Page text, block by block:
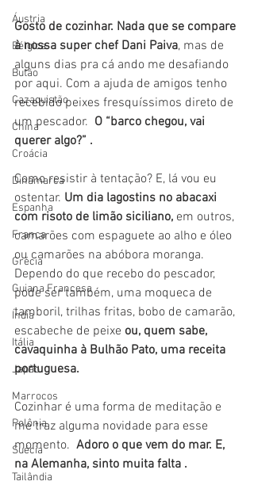
Áustria
Bélgica
Butão
Cazaquistão
China
Croácia
Dinamarca
Espanha
França
Grécia
Guiana Francesa
Índia
Itália
Japão
Marrocos
Polônia
Suécia
Tailândia
Gosto de cozinhar. Nada que se compare
à nossa super chef Dani Paiva, mas de
alguns dias pra cá ando me desafiando
por aqui. Com a ajuda de amigos tenho
recebido peixes fresquíssimos direto de
um pescador. O “barco chegou, vai
querer algo?” .
Como resistir à tentação? E, lá vou eu
ostentar. Um dia lagostins no abacaxi
com risoto de limão siciliano, em outros,
camarões com espaguete ao alho e óleo
ou camarões na abóbora moranga.
Dependo do que recebo do pescador,
pode ser também, uma moqueca de
tamboril, trilhas fritas, bobo de camarão,
escabeche de peixe ou, quem sabe,
cavaquinha à Bulhão Pato, uma receita
portuguesa.
Cozinhar é uma forma de meditação e
me traz alguma novidade para esse
momento. Adoro o que vem do mar. E,
na Alemanha, sinto muita falta .